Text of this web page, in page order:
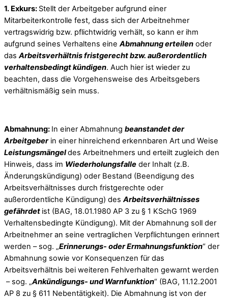
1. Exkurs: Stellt der Arbeitgeber aufgrund einer
Mitarbeiterkontrolle fest, dass sich der Arbeitnehmer
vertragswidrig bzw. pflichtwidrig verhält, so kann er ihm
aufgrund seines Verhaltens eine Abmahnung erteilen oder
das Arbeitsverhältnis fristgerecht bzw. außerordentlich
verhaltensbedingt kündigen. Auch hier ist wieder zu
beachten, dass die Vorgehensweise des Arbeitsgebers
verhältnismäßig sein muss.
Abmahnung: In einer Abmahnung beanstandet der
Arbeitgeberin einer hinreichend erkennbaren Art und Weise
Leistungsmängeldes Arbeitnehmers und erteilt zugleich den
Hinweis, dass im Wiederholungsfalle der Inhalt (z.B.
Änderungskündigung) oder Bestand (Beendigung des
Arbeitsverhältnisses durch fristgerechte oder
außerordentliche Kündigung) desArbeitsverhältnisses
gefährdet ist (BAG, 18.01.1980 AP 3 zu § 1 KSchG 1969
Verhaltensbedingte Kündigung). Mit der Abmahnung soll der
Arbeitnehmer an seine vertraglichen Verpflichtungen erinnert
werden – sog. „Erinnerungs- oder Ermahnungsfunktion“ der
Abmahnung sowie vor Konsequenzen für das
Arbeitsverhältnis bei weiteren Fehlverhalten gewarnt werden
– sog. „Ankündigungs- und Warnfunktion“ (BAG, 11.12.2001
AP 8 zu § 611 Nebentätigkeit). Die Abmahnung ist von der